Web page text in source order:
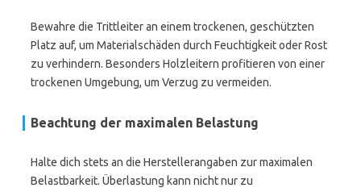
Bewahre die Trittleiter an einem trockenen, geschützten
Platz auf, um Materialschäden durch Feuchtigkeit oder Rost
zu verhindern. Besonders Holzleitern profitieren von einer
trockenen Umgebung, um Verzug zu vermeiden.
Beachtung der maximalen Belastung
Halte dich stets an die Herstellerangaben zur maximalen
Belastbarkeit. Überlastung kann nicht nur zu